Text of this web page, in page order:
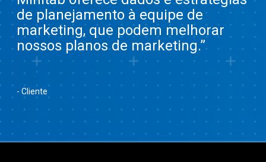
de planejamento à equipe de
marketing, que podem melhorar
nossos planos de marketing.”
- Cliente